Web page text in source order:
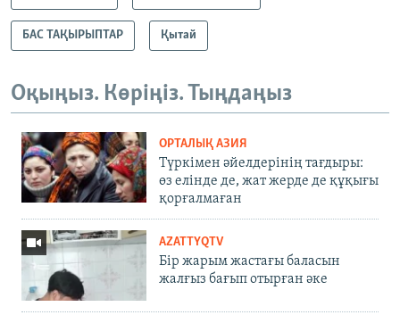
БАС ТАҚЫРЫПТАР Қытай
Оқыңыз. Көріңіз. Тыңдаңыз
ОРТАЛЫҚ АЗИЯ
Түркімен әйелдерінің тағдыры:
өз елінде де, жат жерде де құқығы
қорғалмаған
AZATTYQTV
Бір жарым жастағы баласын
жалғыз бағып отырған әке